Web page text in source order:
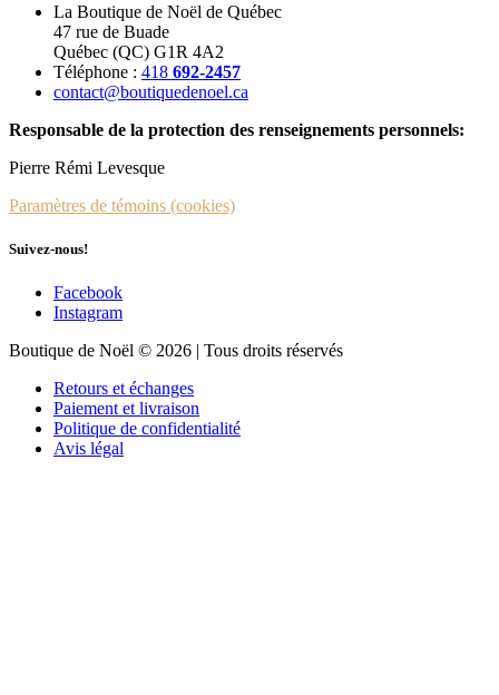
La Boutique de Noël de Québec
47 rue de Buade
Québec (QC) G1R 4A2
Téléphone : 418 692-2457
contact@boutiquedenoel.ca
Responsable de la protection des renseignements personnels:
Pierre Rémi Levesque
Paramètres de témoins (cookies)
Suivez-nous!
Facebook
Instagram
Boutique de Noël © 2026 | Tous droits réservés
Retours et échanges
Paiement et livraison
Politique de confidentialité
Avis légal